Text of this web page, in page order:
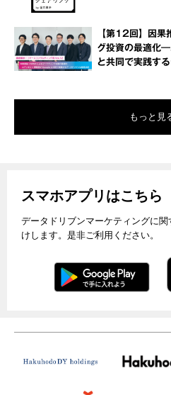
【第12回】因
グ投資の最適化
と共同で実践す
もっと見
スマホアプリはこちら
データドリブンマーケティングに
けします。是非ご利用ください。